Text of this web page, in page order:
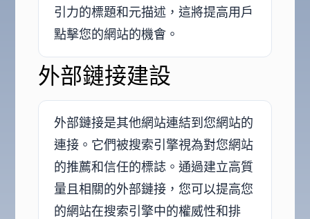
引力的標題和元描述，這將提高用戶
點擊您的網站的機會。
外部鏈接建設
外部鏈接是其他網站連結到您網站的
連接。它們被搜索引擎視為對您網站
的推薦和信任的標誌。通過建立高質
量且相關的外部鏈接，您可以提高您
的網站在搜索引擎中的權威性和排